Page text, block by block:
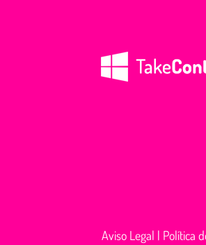
Aviso Legal | Política